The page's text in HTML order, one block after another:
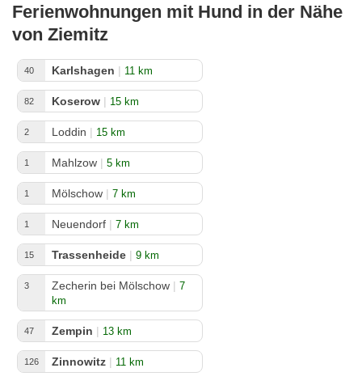
Ferienwohnungen mit Hund in der Nähe
von Ziemitz
40 Karlshagen | 11 km
82 Koserow | 15 km
2 Loddin | 15 km
1 Mahlzow | 5 km
1 Mölschow | 7 km
1 Neuendorf | 7 km
15 Trassenheide | 9 km
3 Zecherin bei Mölschow | 7
km
47 Zempin | 13 km
126 Zinnowitz | 11 km